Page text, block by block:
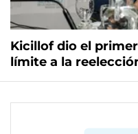
Kicillof dio el
límite a la